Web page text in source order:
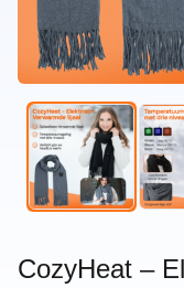
CozyHeat –